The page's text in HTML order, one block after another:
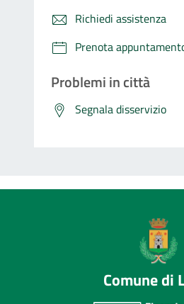
Richiedi assistenza
Prenota
Problemi in città
Segnala disservizio
Comune di